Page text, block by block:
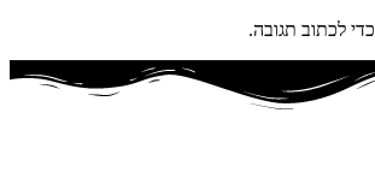
כדי לכתוב תגובה.